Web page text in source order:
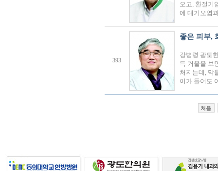
오고, 환절기
에 대기오염
393
좋은 피부,
강병령 광도
득 거울을 보
처지는데, 막
이가 들어도
처음